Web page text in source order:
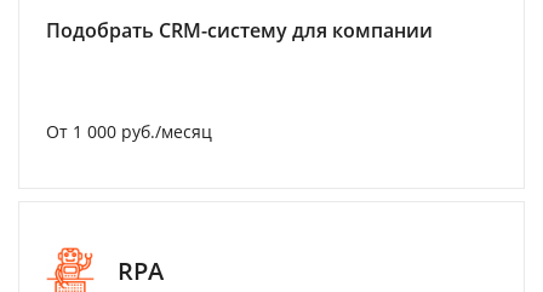
Подобрать CRM-систему для компании
От 1 000 руб./месяц
RPA